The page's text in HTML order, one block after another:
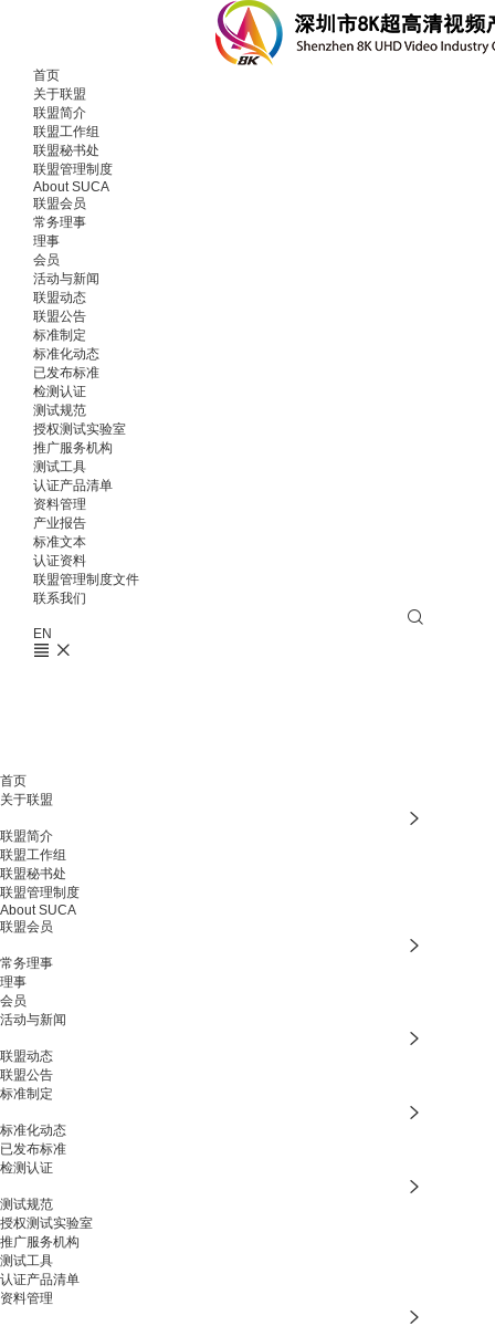
首页
关于联盟
联盟简介
联盟工作组
联盟秘书处
联盟管理制度
About SUCA
联盟会员
常务理事
理事
会员
活动与新闻
联盟动态
联盟公告
标准制定
标准化动态
已发布标准
检测认证
测试规范
授权测试实验室
推广服务机构
测试工具
认证产品清单
资料管理
产业报告
标准文本
认证资料
联盟管理制度文件
联系我们
EN
首页
关于联盟
联盟简介
联盟工作组
联盟秘书处
联盟管理制度
About SUCA
联盟会员
常务理事
理事
会员
活动与新闻
联盟动态
联盟公告
标准制定
标准化动态
已发布标准
检测认证
测试规范
授权测试实验室
推广服务机构
测试工具
认证产品清单
资料管理